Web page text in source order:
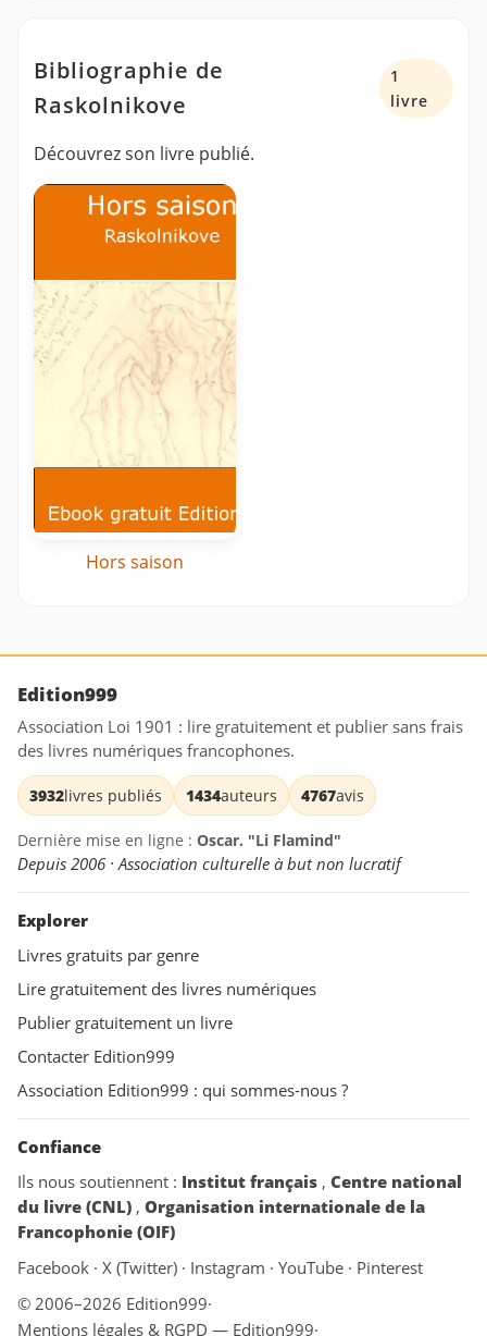
Bibliographie de
Raskolnikove
1
livre
Découvrez son livre publié.
Hors saison
Edition999
Association Loi 1901 : lire gratuitement et publier sans frais
des livres numériques francophones.
3932livres publiés 1434auteurs 4767avis
Dernière mise en ligne : Oscar. "Li Flamind"
Depuis 2006 · Association culturelle à but non lucratif
Explorer
Livres gratuits par genre
Lire gratuitement des livres numériques
Publier gratuitement un livre
Contacter Edition999
Association Edition999 : qui sommes-nous ?
Confiance
Ils nous soutiennent : Institut français , Centre national
du livre (CNL) , Organisation internationale de la
Francophonie (OIF)
Facebook · X (Twitter) · Instagram · YouTube · Pinterest
© 2006–2026 Edition999·
Mentions légales & RGPD — Edition999·